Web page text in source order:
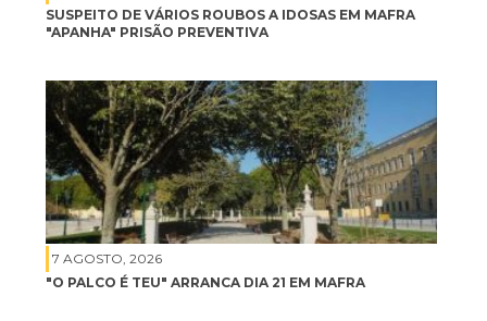
SUSPEITO DE VÁRIOS ROUBOS A IDOSAS EM MAFRA
"APANHA" PRISÃO PREVENTIVA
7 AGOSTO, 2026
"O PALCO É TEU" ARRANCA DIA 21 EM MAFRA